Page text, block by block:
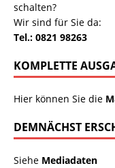
schalten?
Wir sind für Sie da:
Tel.: 0821 98263
KOMPLETTE
Hier können Sie die
DEMNÄCHST
Siehe Mediadaten